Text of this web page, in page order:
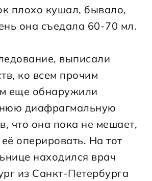
плохо кушал, бывало,
она съедала 60-70 мл.
выписали
ко всем прочим
еще обнаружили
диафрагмальную
что она пока не мешает,
оперировать. На тот
находился врач
из Санкт-Петербурга